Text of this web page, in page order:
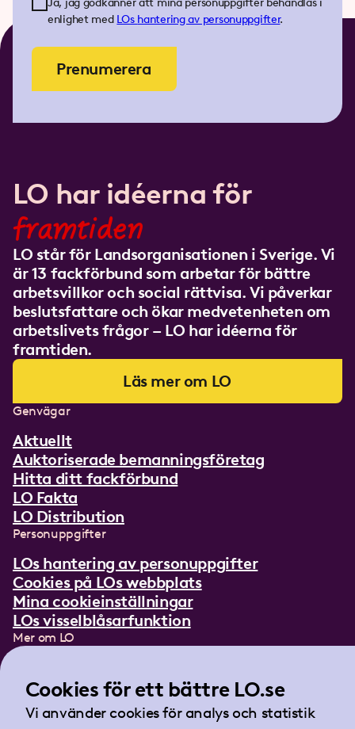
Ja, jag godkänner att mina personuppgifter behandlas i
enlighet med LOs hantering av personuppgifter.
Prenumerera
LO har idéerna för
framtiden
LO står för Landsorganisationen i Sverige. Vi
är 13 fackförbund som arbetar för bättre
arbetsvillkor och social rättvisa. Vi påverkar
beslutsfattare och ökar medvetenheten om
arbetslivets frågor – LO har idéerna för
framtiden.
Läs mer om LO
Genvägar
Aktuellt
Auktoriserade bemanningsföretag
Hitta ditt fackförbund
LO Fakta
LO Distribution
Personuppgifter
LOs hantering av personuppgifter
Cookies på LOs webbplats
Mina cookieinställningar
LOs visselblåsarfunktion
Mer om LO
Lättläst om LO
Teckenspråksfilm
Tidningen Arbetet
Cookies för ett bättre LO.se
Vi använder cookies för analys och statistik